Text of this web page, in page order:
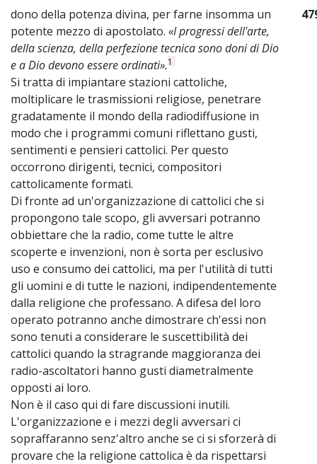
dono della potenza divina, per farne insomma un
potente mezzo di apostolato. «I progressi dell'arte,
della scienza, della perfezione tecnica sono doni di Dio
e a Dio devono essere ordinati».1
Si tratta di impiantare stazioni cattoliche,
moltiplicare le trasmissioni religiose, penetrare
gradatamente il mondo della radiodiffusione in
modo che i programmi comuni riflettano gusti,
sentimenti e pensieri cattolici. Per questo
occorrono dirigenti, tecnici, compositori
cattolicamente formati.
Di fronte ad un'organizzazione di cattolici che si
propongono tale scopo, gli avversari potranno
obbiettare che la radio, come tutte le altre
scoperte e invenzioni, non è sorta per esclusivo
uso e consumo dei cattolici, ma per l'utilità di tutti
gli uomini e di tutte le nazioni, indipendentemente
dalla religione che professano. A difesa del loro
operato potranno anche dimostrare ch'essi non
sono tenuti a considerare le suscettibilità dei
cattolici quando la stragrande maggioranza dei
radio-ascoltatori hanno gusti diametralmente
opposti ai loro.
Non è il caso qui di fare discussioni inutili.
L'organizzazione e i mezzi degli avversari ci
sopraffaranno senz'altro anche se ci si sforzerà di
provare che la religione cattolica è da rispettarsi